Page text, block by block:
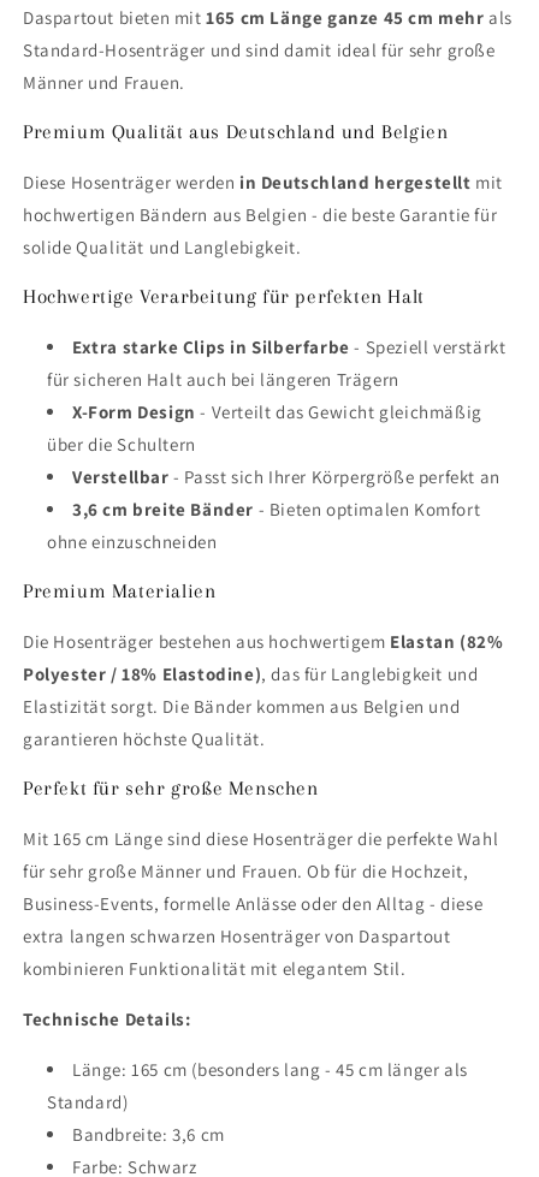
Daspartout bieten mit165 cm Länge ganze 45 cm mehr als
Standard-Hosenträger und sind damit ideal für sehr große
Männer und Frauen.
Premium Qualität aus Deutschland und Belgien
Diese Hosenträger werden in Deutschland hergestellt mit
hochwertigen Bändern aus Belgien - die beste Garantie für
solide Qualität und Langlebigkeit.
Hochwertige Verarbeitung für perfekten Halt
Extra starke Clips in Silberfarbe - Speziell verstärkt
für sicheren Halt auch bei längeren Trägern
X-Form Design - Verteilt das Gewicht gleichmäßig
über die Schultern
Verstellbar - Passt sich Ihrer Körpergröße perfekt an
3,6 cm breite Bänder - Bieten optimalen Komfort
ohne einzuschneiden
Premium Materialien
Die Hosenträger bestehen aus hochwertigem Elastan (82%
Polyester / 18% Elastodine), das für Langlebigkeit und
Elastizität sorgt. Die Bänder kommen aus Belgien und
garantieren höchste Qualität.
Perfekt für sehr große Menschen
Mit 165 cm Länge sind diese Hosenträger die perfekte Wahl
für sehr große Männer und Frauen. Ob für die Hochzeit,
Business-Events, formelle Anlässe oder den Alltag - diese
extra langen schwarzen Hosenträger von Daspartout
kombinieren Funktionalität mit elegantem Stil.
Technische Details:
Länge: 165 cm (besonders lang - 45 cm länger als
Standard)
Bandbreite: 3,6 cm
Farbe: Schwarz